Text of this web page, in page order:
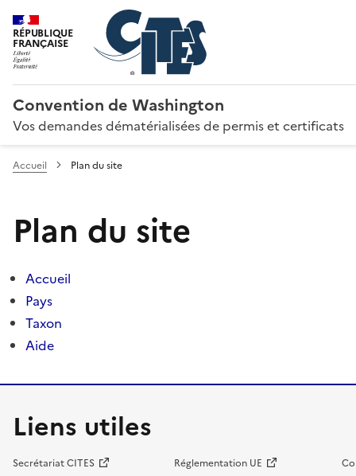
RÉPUBLIQUE
FRANÇAISE
Convention de Washington
Vos demandes dématérialisées de permis et certificats
Accueil Plan du site
Plan du site
Accueil
Pays
Taxon
Aide
Liens utiles
Secrétariat CITES Réglementation UE